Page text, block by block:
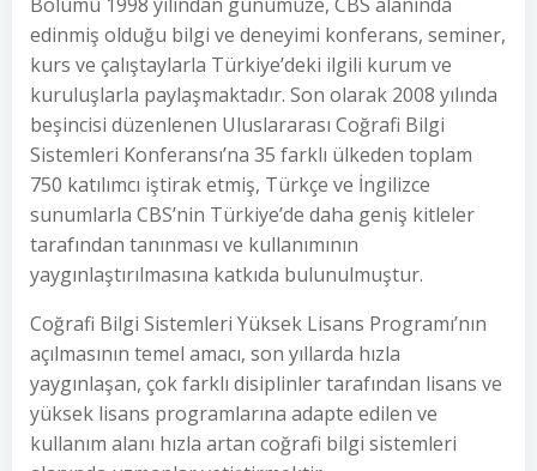
edinmiş olduğu bilgi ve deneyimi konferans, seminer,
kurs ve çalıştaylarla Türkiye’deki ilgili kurum ve
kuruluşlarla paylaşmaktadır. Son olarak 2008 yılında
beşincisi düzenlenen Uluslararası Coğrafi Bilgi
Sistemleri Konferansı’na 35 farklı ülkeden toplam
750 katılımcı iştirak etmiş, Türkçe ve İngilizce
sunumlarla CBS’nin Türkiye’de daha geniş kitleler
tarafından tanınması ve kullanımının
yaygınlaştırılmasına katkıda bulunulmuştur.
Coğrafi Bilgi Sistemleri Yüksek Lisans Programı’nın
açılmasının temel amacı, son yıllarda hızla
yaygınlaşan, çok farklı disiplinler tarafından lisans ve
yüksek lisans programlarına adapte edilen ve
kullanım alanı hızla artan coğrafi bilgi sistemleri